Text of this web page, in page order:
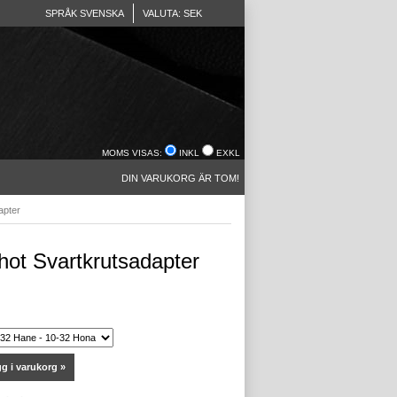
SPRÅK SVENSKA VALUTA: SEK
MOMS VISAS: INKL EXKL
DIN VARUKORG ÄR TOM!
Svartkrutsadapter
i varukorg »